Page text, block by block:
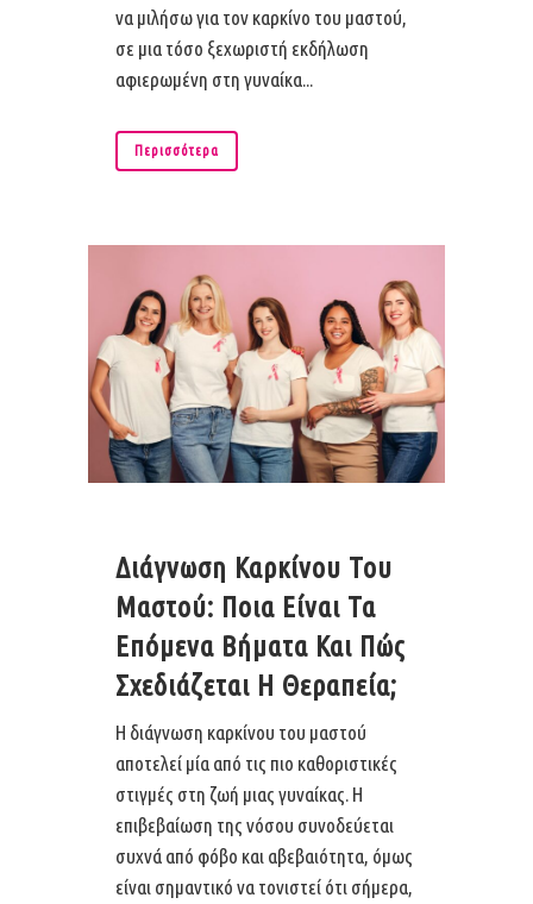
να μιλήσω για τον καρκίνο του μαστού,
σε μια τόσο ξεχωριστή εκδήλωση
αφιερωμένη στη γυναίκα...
Περισσότερα
Διάγνωση Καρκίνου Του
Μαστού: Ποια Είναι Τα
Επόμενα Βήματα Και Πώς
Σχεδιάζεται Η Θεραπεία;
Η διάγνωση καρκίνου του μαστού
αποτελεί μία από τις πιο καθοριστικές
στιγμές στη ζωή μιας γυναίκας. Η
επιβεβαίωση της νόσου συνοδεύεται
συχνά από φόβο και αβεβαιότητα, όμως
είναι σημαντικό να τονιστεί ότι σήμερα,